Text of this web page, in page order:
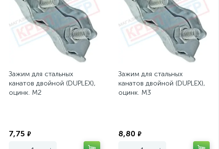
Зажим для стальных
канатов двойной (DUPLEX),
оцинк. М2
7,75 ₽
Зажим для стальных
канатов двойной (DUPLEX),
оцинк. М3
8,80 ₽